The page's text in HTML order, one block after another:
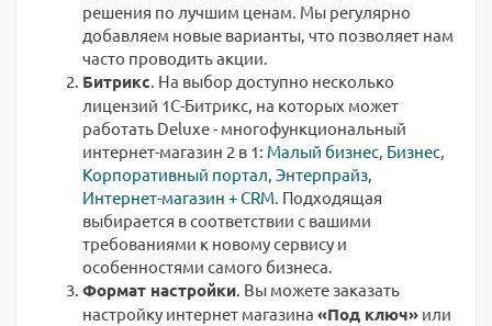
решения по лучшим ценам. Мы регулярно
добавляем новые варианты, что позволяет нам
часто проводить акции.
Битрикс. На выбор доступно несколько
лицензий 1С-Битрикс, на которых может
работать Deluxe - многофункциональный
интернет-магазин 2 в 1: Малый бизнес, Бизнес,
Корпоративный портал, Энтерпрайз,
Интернет-магазин + CRM. Подходящая
выбирается в соответствии с вашими
требованиями к новому сервису и
особенностями самого бизнеса.
Формат настройки. Вы можете заказать
настройку интернет магазина «Под ключ» или